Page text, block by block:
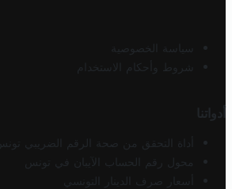
سياسة الخصوصية
شروط وأحكام الاستخدام
أدواتنا
أداة التحقق من صحة الرقم الضريبي تونس
محول رقم الحساب الآيبان في تونس
أسعار صرف الدينار التونسي